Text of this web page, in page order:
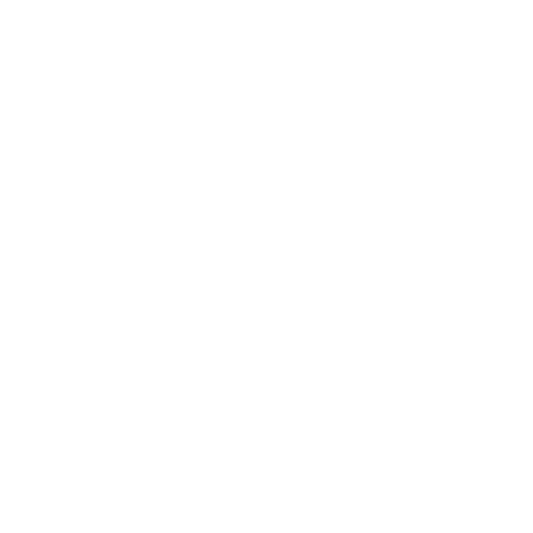
Mangas Curtas Oceano Azul